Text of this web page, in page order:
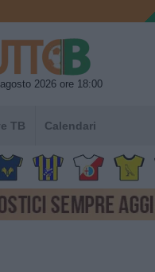
2026 ore 18:00
TB Calendari